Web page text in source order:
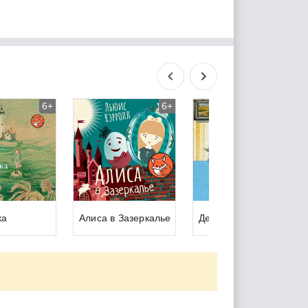
6+
Алиса в Зазеркалье
6+
Денискины рассказы